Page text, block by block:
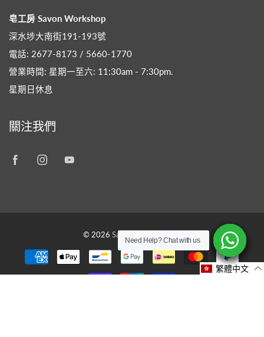
皂工房 Savon Workshop
深水埗大南街191-193號
電話: 2677-8173 / 5660-1770
營業時間: 星期一至六: 11:30am - 7:30pm​.
星期日休息
關注我們
© 2026 Savon Workshop HK
Need Help? Chat with us
Need Help? Chat with us
Need Help? Chat with us
Need Help? Chat with us
Need Help? Chat with us
Need Help? Chat with us
繁體中文